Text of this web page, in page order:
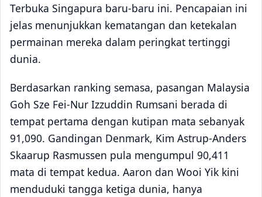
Terbuka Singapura baru-baru ini. Pencapaian ini
jelas menunjukkan kematangan dan ketekalan
permainan mereka dalam peringkat tertinggi
dunia.
Berdasarkan ranking semasa, pasangan Malaysia
Goh Sze Fei-Nur Izzuddin Rumsani berada di
tempat pertama dengan kutipan mata sebanyak
91,090. Gandingan Denmark, Kim Astrup-Anders
Skaarup Rasmussen pula mengumpul 90,411
mata di tempat kedua. Aaron dan Wooi Yik kini
menduduki tangga ketiga dunia, hanya